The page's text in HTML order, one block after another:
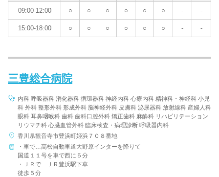
09:00-12:00 ○ ○ ○ ○ ○ ○ - -
15:00-18:00 ○ ○ ○ ○ ○ ○ - -
三豊総合病院
内科 呼吸器科 消化器科 循環器科 神経内科 心療内科 精神科・神経科 小児
科 外科 整形外科 形成外科 脳神経外科 皮膚科 泌尿器科 放射線科 産婦人科
眼科 耳鼻咽喉科 歯科 歯科口腔外科 矯正歯科 麻酔科 リハビリテーション
リウマチ科 心臓血管外科 臨床検査・病理診断 呼吸器内科
香川県観音寺市豊浜町姫浜７０８番地
・車で…高松自動車道大野原インターを降りて
国道１１号を車で西に５分
・ＪＲで…ＪＲ豊浜駅下車
徒歩５分